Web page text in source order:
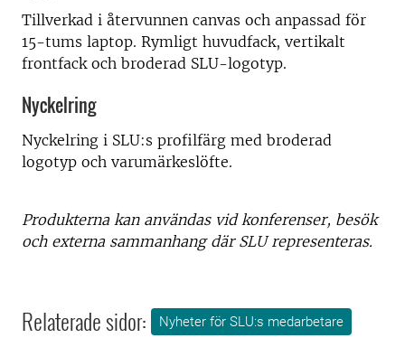
Tillverkad i återvunnen canvas och anpassad för
15-tums laptop. Rymligt huvudfack, vertikalt
frontfack och broderad SLU-logotyp.
Nyckelring
Nyckelring i SLU:s profilfärg med broderad
logotyp och varumärkeslöfte.
Produkterna kan användas vid konferenser, besök
och externa sammanhang där SLU representeras.
Relaterade sidor: Nyheter för SLU:s medarbetare